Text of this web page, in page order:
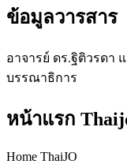
ข้อมูลวารสาร
อาจารย์ ดร.ฐิติวรดา
บรรณาธิการ
หน้าแรก
Home ThaiJO